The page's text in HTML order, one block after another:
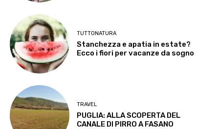
TUTTONATURA
Stanchezza e apatia in estate?
Ecco i fiori per vacanze da sogno
TRAVEL
PUGLIA: ALLA SCOPERTA DEL
CANALE DI PIRRO A FASANO